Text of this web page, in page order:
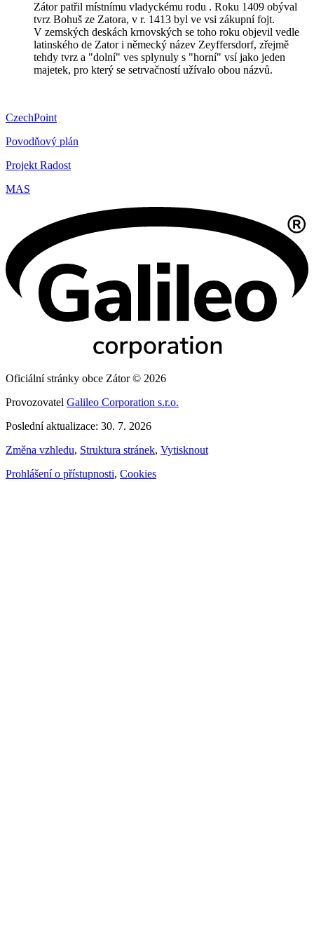
Zátor patřil místnímu vladyckému rodu . Roku 1409 obýval
tvrz Bohuš ze Zatora, v r. 1413 byl ve vsi zákupní fojt.
V zemských deskách krnovských se toho roku objevil vedle
latinského de Zator i německý název Zeyffersdorf, zřejmě
tehdy tvrz a "dolní" ves splynuly s "horní" vsí jako jeden
majetek, pro který se setrvačností užívalo obou názvů.
CzechPoint
Povodňový plán
Projekt Radost
MAS
Oficiální stránky obce Zátor © 2026
Provozovatel Galileo Corporation s.r.o.
Poslední aktualizace: 30. 7. 2026
Změna vzhledu, Struktura stránek, Vytisknout
Prohlášení o přístupnosti, Cookies